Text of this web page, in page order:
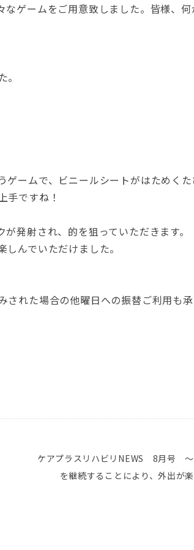
ゲームをご用意致しました。皆様、
ームで、ビニールシートがはためく
手ですね！
発射され、的を狙っていただきます
んでいただけました。
れた場合の他曜日への振替ご利用も
ケアプラスリハビリNEWS 8月号 ～
を継続することにより、外出が